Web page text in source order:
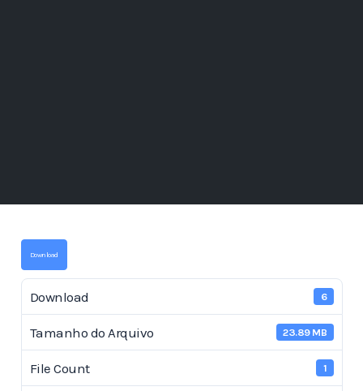
Download
Download 6
Tamanho do Arquivo 23.89 MB
File Count 1